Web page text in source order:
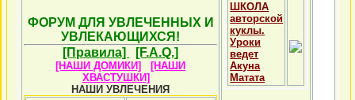
ФОРУМ ДЛЯ УВЛЕЧЕННЫХ И
УВЛЕКАЮЩИХСЯ!
[Правила]
[F.A.Q.]
[НАШИ ДОМИКИ]
[НАШИ
ХВАСТУШКИ]
НАШИ УВЛЕЧЕНИЯ
ШКОЛА
авторской
куклы.
Уроки
ведет
Акуна
Матата